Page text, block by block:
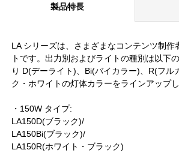
製品特長
LA シリーズは、さまざまなコンテンツ制作
トです。出力別およびライトの種別は以下
り D(デーライト)、Bi(バイカラー)、R(フル
ク・ホワイトの灯体カラーをラインアップし
・150W タイプ:
LA150D(ブラック)/
LA150Bi(ブラック)/
LA150R(ホワイト・ブラック)